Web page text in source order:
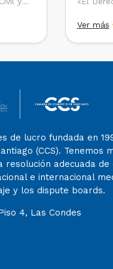
y
y Perú
editado
Ver más
de lucro fundada en
(CCS). Tenemos
resolución adecuada de
e internacional
y los dispute boards.
4, Las Condes